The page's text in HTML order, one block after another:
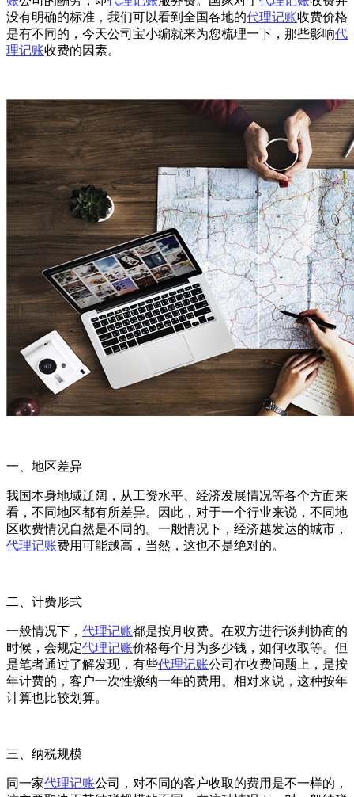
没有明确的标准，我们可以看到全国各地的代理记账收费价格
是有不同的，今天公司宝小编就来为您梳理一下，那些影响代
理记账收费的因素。
一、地区差异
我国本身地域辽阔，从工资水平、经济发展情况等各个方面来
看，不同地区都有所差异。因此，对于一个行业来说，不同地
区收费情况自然是不同的。一般情况下，经济越发达的城市，
代理记账费用可能越高，当然，这也不是绝对的。
二、计费形式
一般情况下， 代理记账都是按月收费。在双方进行谈判协商的
时候，会规定代理记账价格每个月为多少钱，如何收取等。但
是笔者通过了解发现，有些代理记账公司在收费问题上，是按
年计费的，客户一次性缴纳一年的费用。相对来说，这种按年
计算也比较划算。
三、纳税规模
同一家代理记账公司，对不同的客户收取的费用是不一样的，